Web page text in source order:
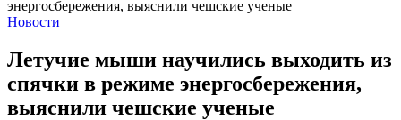
Новости
Летучие мыши научились выходить из
спячки в режиме энергосбережения,
выяснили чешские ученые